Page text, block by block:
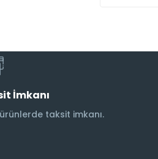
İmkanı
taksit imkanı.